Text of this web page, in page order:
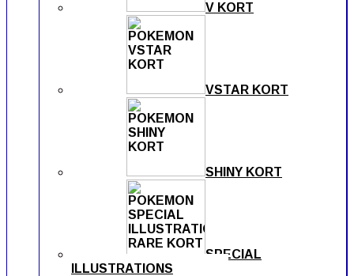
V KORT
VSTAR KORT
SHINY KORT
SPECIAL
ILLUSTRATIONS